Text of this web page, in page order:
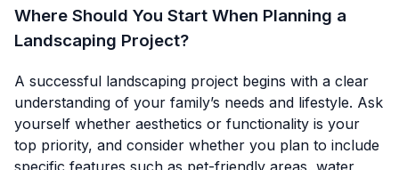
Where Should You Start When Planning a
Landscaping Project?
A successful landscaping project begins with a clear
understanding of your family’s needs and lifestyle. Ask
yourself whether aesthetics or functionality is your
top priority, and consider whether you plan to include
specific features such as pet-friendly areas, water